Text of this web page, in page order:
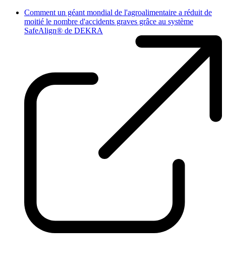
Comment un géant mondial de l'agroalimentaire a réduit de
moitié le nombre d'accidents graves grâce au système
SafeAlign® de DEKRA